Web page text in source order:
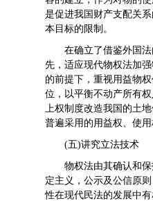
是促进我国财产支配关
本目标的限制。
在确立了借鉴外国
先，适应现代物权法加
的前提下，重视用益物
位，以平衡不动产所有
上权制度改造我国的土
普遍采用的用益权、使
(五)讲究立法技术
物权法由其确认和
定主义，公示及公信原
性在现代民法的发展中